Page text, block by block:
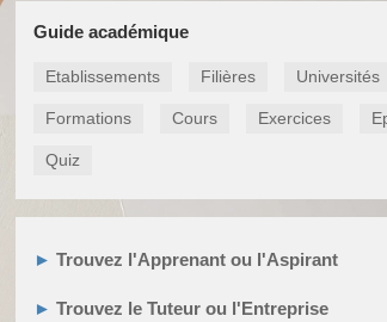
Guide académique
Etablissements Filières Universités
Formations Cours Exercices
Quiz
► Trouvez l'Apprenant ou l'Aspirant
► Trouvez le Tuteur ou l'Entreprise